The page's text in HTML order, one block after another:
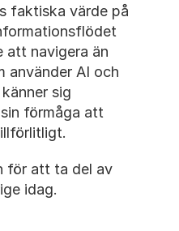
faktiska värde på
att navigera än
använder AI och
sig
förmåga att
för att ta del av
idag.